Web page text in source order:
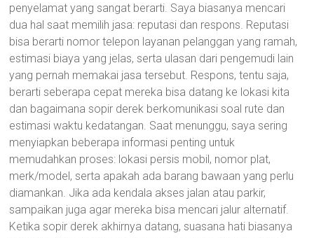
penyelamat yang sangat berarti. Saya biasanya mencari
dua hal saat memilih jasa: reputasi dan respons. Reputasi
bisa berarti nomor telepon layanan pelanggan yang ramah,
estimasi biaya yang jelas, serta ulasan dari pengemudi lain
yang pernah memakai jasa tersebut. Respons, tentu saja,
berarti seberapa cepat mereka bisa datang ke lokasi kita
dan bagaimana sopir derek berkomunikasi soal rute dan
estimasi waktu kedatangan. Saat menunggu, saya sering
menyiapkan beberapa informasi penting untuk
memudahkan proses: lokasi persis mobil, nomor plat,
merk/model, serta apakah ada barang bawaan yang perlu
diamankan. Jika ada kendala akses jalan atau parkir,
sampaikan juga agar mereka bisa mencari jalur alternatif.
Ketika sopir derek akhirnya datang, suasana hati biasanya